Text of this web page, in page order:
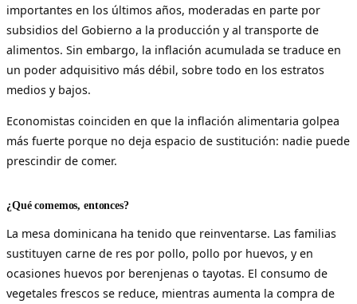
importantes en los últimos años, moderadas en parte por
subsidios del Gobierno a la producción y al transporte de
alimentos. Sin embargo, la inflación acumulada se traduce en
un poder adquisitivo más débil, sobre todo en los estratos
medios y bajos.
Economistas coinciden en que la inflación alimentaria golpea
más fuerte porque no deja espacio de sustitución: nadie puede
prescindir de comer.
¿Qué comemos, entonces?
La mesa dominicana ha tenido que reinventarse. Las familias
sustituyen carne de res por pollo, pollo por huevos, y en
ocasiones huevos por berenjenas o tayotas. El consumo de
vegetales frescos se reduce, mientras aumenta la compra de